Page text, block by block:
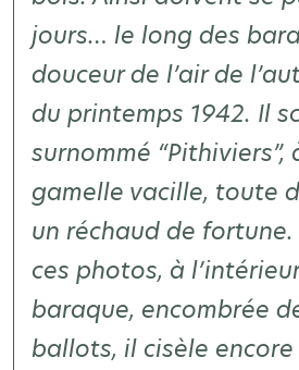
jours… le long des
douceur de l’air de
du printemps 1942. Il
surnommé “Pithiviers”,
gamelle vacille, toute
un réchaud de fortune.
ces photos, à
baraque, encombrée
ballots, il cisèle